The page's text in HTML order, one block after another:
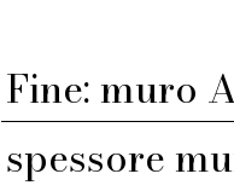
Fine: muro
spessore